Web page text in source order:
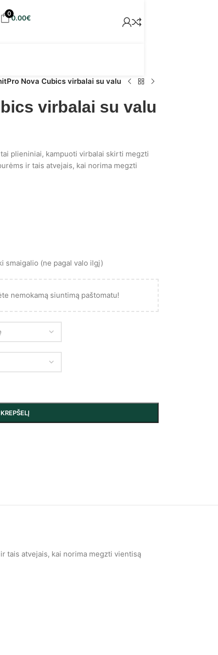
00.00€
Nova Cubics virbalai su valu
virbalai su valu
plieniniai, kampuoti virbalai skirti megzti
ir tais atvejais, kai norima megzti
smaigalio (ne pagal valo ilgį)
nemokamą siuntimą paštomatu!
tais atvejais, kai norima megzti vientisą